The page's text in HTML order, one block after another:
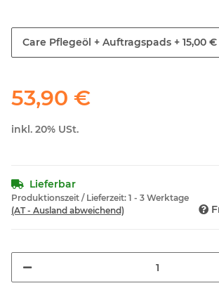
Care Pflegeöl + Auftragspads + 15,00 €
53,90 €
inkl. 20% USt.
Lieferbar
Produktionszeit / Lieferzeit: 1 - 3 Werktage
(AT - Ausland abweichend)